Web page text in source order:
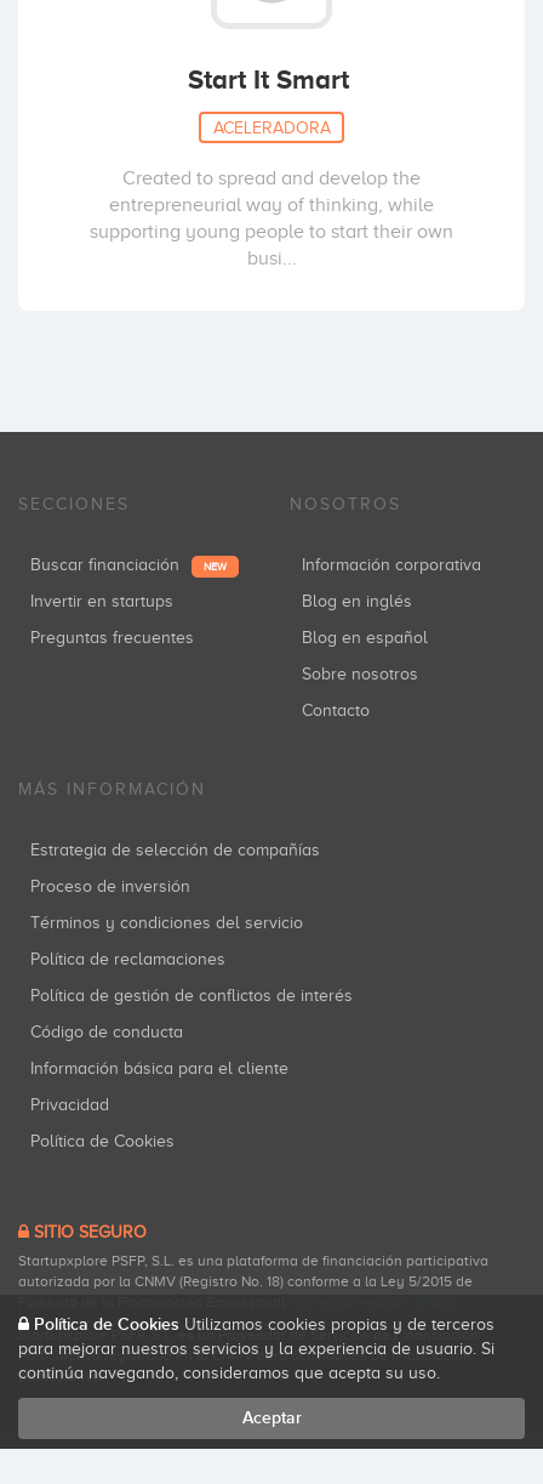
Start It Smart
ACELERADORA
Created to spread and develop the
entrepreneurial way of thinking, while
supporting young people to start their own
busi...
SECCIONES
Buscar financiación NEW
Invertir en startups
Preguntas frecuentes
NOSOTROS
Información corporativa
Blog en inglés
Blog en español
Sobre nosotros
Contacto
MÁS INFORMACIÓN
Estrategia de selección de compañías
Proceso de inversión
Términos y condiciones del servicio
Política de reclamaciones
Política de gestión de conflictos de interés
Código de conducta
Información básica para el cliente
Privacidad
Política de Cookies
SITIO SEGURO
Startupxplore PSFP, S.L. es una plataforma de financiación participativa
autorizada por la CNMV (Registro No. 18) conforme a la Ley 5/2015 de
Startupxplore PSFP, S.L. es un Proveedor de Servicios de Financiación
Participativa registrado en la CNMV para actividades de financiación
participativa.
Política de Cookies Utilizamos cookies propias y de terceros
para mejorar nuestros servicios y la experiencia de usuario. Si
continúa navegando, consideramos que acepta su uso.
Aceptar